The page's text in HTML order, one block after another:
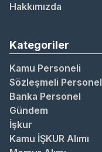
Hakkımızda
Kategoriler
Kamu Personeli
Sözleşmeli Personel
Banka Personel
Gündem
İşkur
Kamu İŞKUR Alımı